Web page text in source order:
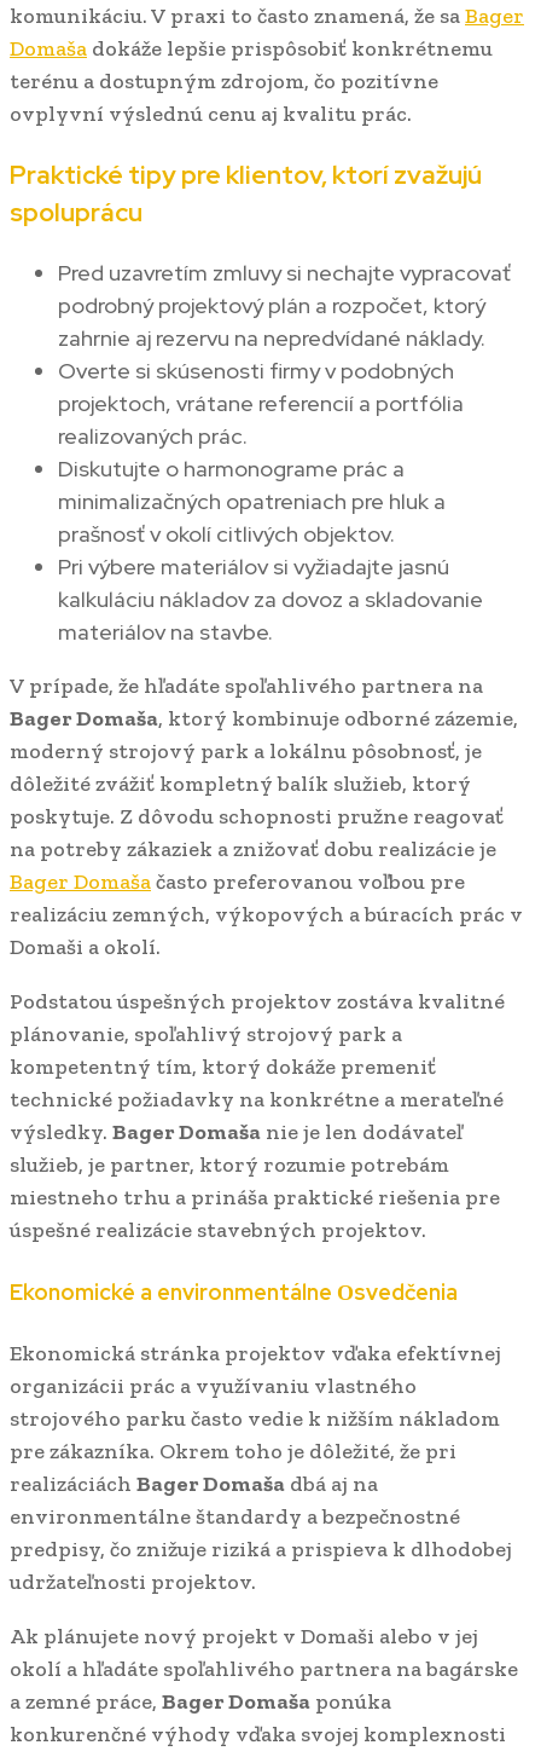
komunikáciu. V praxi to často znamená, že saBager
Domaša dokáže lepšie prispôsobiť konkrétnemu
terénu a dostupným zdrojom, čo pozitívne
ovplyvní výslednú cenu aj kvalitu prác.
Praktické tipy pre klientov, ktorí zvažujú
spoluprácu
Pred uzavretím zmluvy si nechajte vypracovať
podrobný projektový plán a rozpočet, ktorý
zahrnie aj rezervu na nepredvídané náklady.
Overte si skúsenosti firmy v podobných
projektoch, vrátane referencií a portfólia
realizovaných prác.
Diskutujte o harmonograme prác a
minimalizačných opatreniach pre hluk a
prašnosť v okolí citlivých objektov.
Pri výbere materiálov si vyžiadajte jasnú
kalkuláciu nákladov za dovoz a skladovanie
materiálov na stavbe.
V prípade, že hľadáte spoľahlivého partnera na
Bager Domaša, ktorý kombinuje odborné zázemie,
moderný strojový park a lokálnu pôsobnosť, je
dôležité zvážiť kompletný balík služieb, ktorý
poskytuje. Z dôvodu schopnosti pružne reagovať
na potreby zákaziek a znižovať dobu realizácie je
Bager Domašačasto preferovanou voľbou pre
realizáciu zemných, výkopových a búracích prác v
Domaši a okolí.
Podstatou úspešných projektov zostáva kvalitné
plánovanie, spoľahlivý strojový park a
kompetentný tím, ktorý dokáže premeniť
technické požiadavky na konkrétne a merateľné
výsledky. Bager Domaša nie je len dodávateľ
služieb, je partner, ktorý rozumie potrebám
miestneho trhu a prináša praktické riešenia pre
úspešné realizácie stavebných projektov.
Ekonomické a environmentálne Оsvedčenia
Ekonomická stránka projektov vďaka efektívnej
organizácii prác a využívaniu vlastného
strojového parku často vedie k nižším nákladom
pre zákazníka. Okrem toho je dôležité, že pri
realizáciách Bager Domaša dbá aj na
environmentálne štandardy a bezpečnostné
predpisy, čo znižuje riziká a prispieva k dlhodobej
udržateľnosti projektov.
Ak plánujete nový projekt v Domaši alebo v jej
okolí a hľadáte spoľahlivého partnera na bagárske
a zemné práce, Bager Domaša ponúka
konkurenčné výhody vďaka svojej komplexnosti